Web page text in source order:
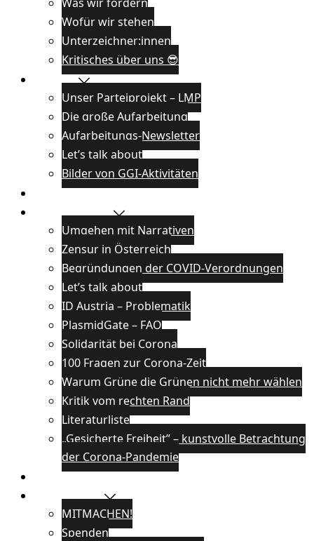
Wofür wir stehen
Unterzeichner:innen
Kritisches über uns 😎
Projekte
Unser Parteiprojekt – LMP
Die große Aufarbeitung
Aufarbeitungs-Newsletter
Let’s talk about
Bilder von GGI-Aktivitäten
Wissenswertes
Umgehen mit Narrativen
Zensur in Österreich
Begründungen der COVID-Verordnungen
Let’s talk about
ID Austria – Problematik
PlasmidGate – FAQ
Solidarität bei Corona
100 Fragen zur Corona-Zeit
Warum Grüne die Grünen nicht mehr wählen
Kritik vom rechten Rand
Literaturliste
„Gesicherte Freiheit” – kunstvolle Betrachtung
der Corona-Pandemie
Veranstaltungen
Unterstützen
MITMACHEN!
Spenden